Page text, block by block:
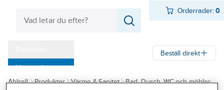
Orderrader:0
Varumärken
Kampanjer
Beställ direkt
Ahlsell Produkter Värme & Sanitet
Bad, Dusch, WC och möbler